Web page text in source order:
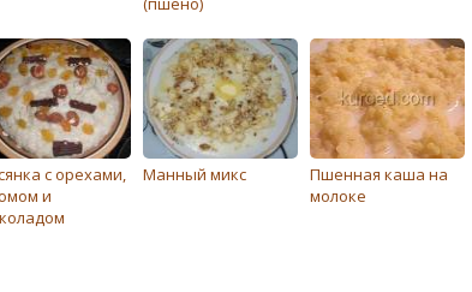
с орехами,
и
Манный микс
Пшенная каша на
молоке